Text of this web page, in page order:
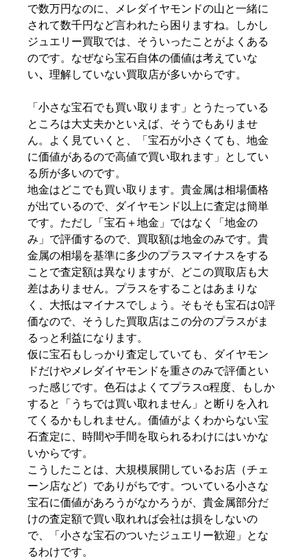
で数万円なのに、メレダイヤモンドの山と一緒に
されて数千円など言われたら困りますね。しかし
ジュエリー買取では、そういったことがよくある
のです。なぜなら宝石自体の価値は考えていな
い、理解していない買取店が多いからです。
「小さな宝石でも買い取ります」とうたっている
ところは大丈夫かといえば、そうでもありませ
ん。よく見ていくと、「宝石が小さくても、地金
に価値があるので高値で買い取れます」としてい
る所が多いのです。
地金はどこでも買い取ります。貴金属は相場価格
が出ているので、ダイヤモンド以上に査定は簡単
です。ただし「宝石＋地金」ではなく「地金の
み」で評価するので、買取額は地金のみです。貴
金属の相場を基準に多少のプラスマイナスをする
ことで査定額は異なりますが、どこの買取店も大
差はありません。プラスをすることはあまりな
く、大抵はマイナスでしょう。そもそも宝石は0評
価なので、そうした買取店はこの分のプラスがま
るっと利益になります。
仮に宝石もしっかり査定していても、ダイヤモン
ドだけやメレダイヤモンドを重さのみで評価とい
った感じです。色石はよくてプラスα程度、もしか
すると「うちでは買い取れません」と断りを入れ
てくるかもしれません。価値がよくわからない宝
石査定に、時間や手間を取られるわけにはいかな
いからです。
こうしたことは、大規模展開しているお店（チェ
ーン店など）でありがちです。ついている小さな
宝石に価値があろうがなかろうが、貴金属部分だ
けの査定額で買い取れれば会社は損をしないの
で、「小さな宝石のついたジュエリー歓迎」とな
るわけです。